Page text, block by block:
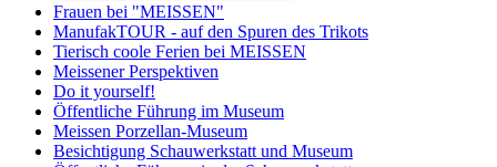
Frauen bei "MEISSEN"
ManufakTOUR - auf den Spuren des Trikots
Tierisch coole Ferien bei MEISSEN
Meissener Perspektiven
Do it yourself!
Öffentliche Führung im Museum
Meissen Porzellan-Museum
Besichtigung Schauwerkstatt und Museum